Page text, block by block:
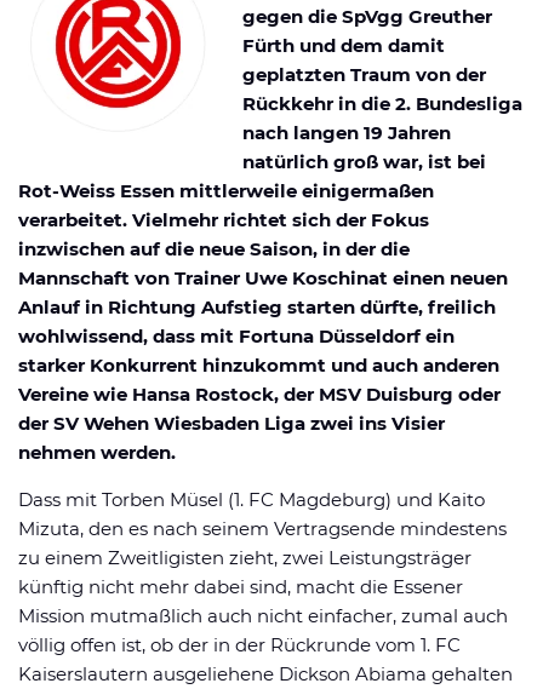
gegen die SpVgg Greuther
Fürth und dem damit
geplatzten Traum von der
Rückkehr in die 2. Bundesliga
nach langen 19 Jahren
natürlich groß war, ist bei
Rot-Weiss Essen mittlerweile einigermaßen
verarbeitet. Vielmehr richtet sich der Fokus
inzwischen auf die neue Saison, in der die
Mannschaft von Trainer Uwe Koschinat einen neuen
Anlauf in Richtung Aufstieg starten dürfte, freilich
wohlwissend, dass mit Fortuna Düsseldorf ein
starker Konkurrent hinzukommt und auch anderen
Vereine wie Hansa Rostock, der MSV Duisburg oder
der SV Wehen Wiesbaden Liga zwei ins Visier
nehmen werden.
Dass mit Torben Müsel (1. FC Magdeburg) und Kaito
Mizuta, den es nach seinem Vertragsende mindestens
zu einem Zweitligisten zieht, zwei Leistungsträger
künftig nicht mehr dabei sind, macht die Essener
Mission mutmaßlich auch nicht einfacher, zumal auch
völlig offen ist, ob der in der Rückrunde vom 1. FC
Kaiserslautern ausgeliehene Dickson Abiama gehalten